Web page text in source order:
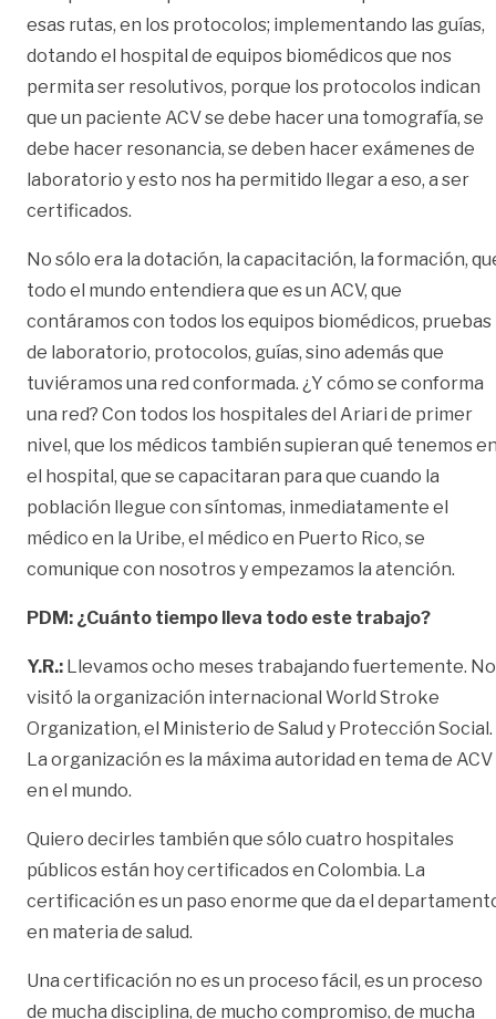
esas rutas, en los protocolos; implementando las guías,
dotando el hospital de equipos biomédicos que nos
permita ser resolutivos, porque los protocolos indican
que un paciente ACV se debe hacer una tomografía, se
debe hacer resonancia, se deben hacer exámenes de
laboratorio y esto nos ha permitido llegar a eso, a ser
certificados.
No sólo era la dotación, la capacitación, la formación,
todo el mundo entendiera que es un ACV, que
contáramos con todos los equipos biomédicos, pruebas
de laboratorio, protocolos, guías, sino además que
tuviéramos una red conformada. ¿Y cómo se conforma
una red? Con todos los hospitales del Ariari de primer
nivel, que los médicos también supieran qué tenemos
el hospital, que se capacitaran para que cuando la
población llegue con síntomas, inmediatamente el
médico en la Uribe, el médico en Puerto Rico, se
comunique con nosotros y empezamos la atención.
PDM: ¿Cuánto tiempo lleva todo este trabajo?
Y.R.: Llevamos ocho meses trabajando fuertemente.
visitó la organización internacional World Stroke
Organization, el Ministerio de Salud y Protección Social.
La organización es la máxima autoridad en tema de ACV
en el mundo.
Quiero decirles también que sólo cuatro hospitales
públicos están hoy certificados en Colombia. La
certificación es un paso enorme que da el
en materia de salud.
Una certificación no es un proceso fácil, es un proceso
de mucha disciplina, de mucho compromiso, de mucha